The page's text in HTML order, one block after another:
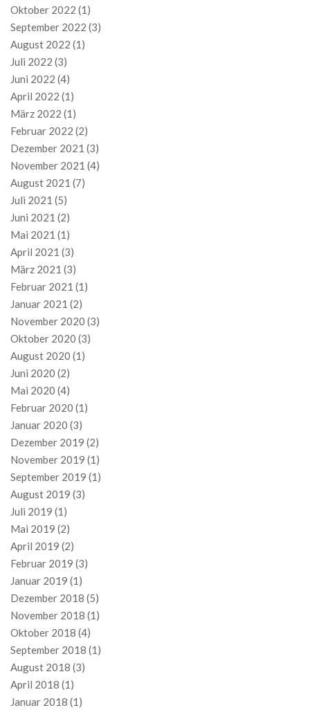
Oktober 2022 (1)
September 2022 (3)
August 2022 (1)
Juli 2022 (3)
Juni 2022 (4)
April 2022 (1)
März 2022 (1)
Februar 2022 (2)
Dezember 2021 (3)
November 2021 (4)
August 2021 (7)
Juli 2021 (5)
Juni 2021 (2)
Mai 2021 (1)
April 2021 (3)
März 2021 (3)
Februar 2021 (1)
Januar 2021 (2)
November 2020 (3)
Oktober 2020 (3)
August 2020 (1)
Juni 2020 (2)
Mai 2020 (4)
Februar 2020 (1)
Januar 2020 (3)
Dezember 2019 (2)
November 2019 (1)
September 2019 (1)
August 2019 (3)
Juli 2019 (1)
Mai 2019 (2)
April 2019 (2)
Februar 2019 (3)
Januar 2019 (1)
Dezember 2018 (5)
November 2018 (1)
Oktober 2018 (4)
September 2018 (1)
August 2018 (3)
April 2018 (1)
Januar 2018 (1)